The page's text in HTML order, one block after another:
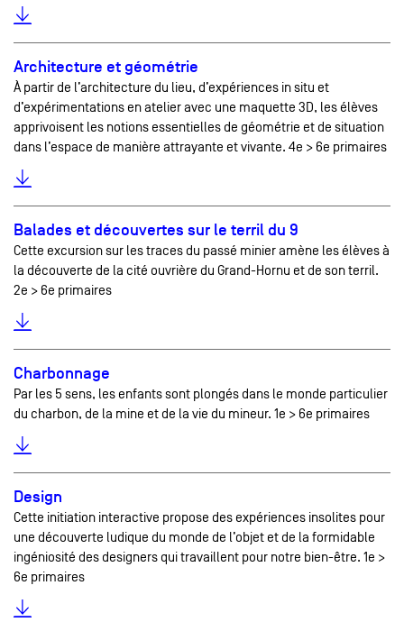
Architecture et géométrie
À partir de l’architecture du lieu, d’expériences in situ et
d’expérimentations en atelier avec une maquette 3D, les élèves
apprivoisent les notions essentielles de géométrie et de situation
dans l’espace de manière attrayante et vivante. 4e > 6e primaires
Balades et découvertes sur le terril du 9
Cette excursion sur les traces du passé minier amène les élèves à
la découverte de la cité ouvrière du Grand-Hornu et de son terril.
2e > 6e primaires
Charbonnage
Par les 5 sens, les enfants sont plongés dans le monde particulier
du charbon, de la mine et de la vie du mineur. 1e > 6e primaires
Design
Cette initiation interactive propose des expériences insolites pour
une découverte ludique du monde de l’objet et de la formidable
ingéniosité des designers qui travaillent pour notre bien-être. 1e >
6e primaires